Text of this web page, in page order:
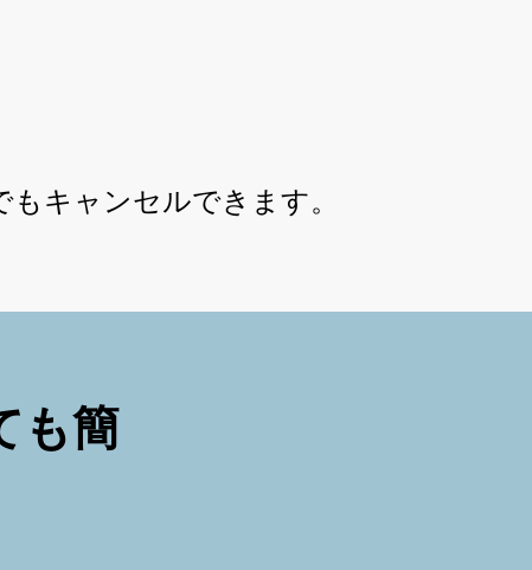
キャンセルできます。
も簡